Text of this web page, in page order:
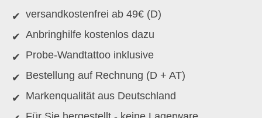
versandkostenfrei ab 49€ (D)
Anbringhilfe kostenlos dazu
Probe-Wandtattoo inklusive
Bestellung auf Rechnung (D + AT)
Markenqualität aus Deutschland